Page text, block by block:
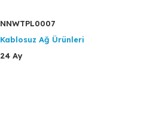
NNWTPL0007
Kablosuz Ağ Ürünleri
24 Ay